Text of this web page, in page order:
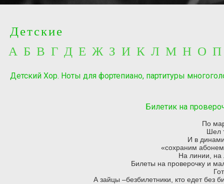
А Б В Г Д Е Ж З И К Л М Н О
Детские
Детский Хор. Ноты для фортепиано, партитуры
Билетик на
По
Шел
И в
«сохраним
На линии, на
Билеты на проверочку и
А зайцы –безбилетники, кто едет без